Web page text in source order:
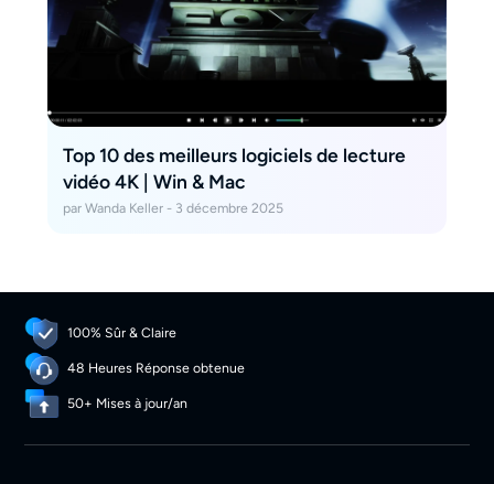
Top 10 des meilleurs logiciels de lecture
vidéo 4K | Win & Mac
par Wanda Keller - 3 décembre 2025
100% Sûr & Claire
48 Heures Réponse obtenue
50+ Mises à jour/an